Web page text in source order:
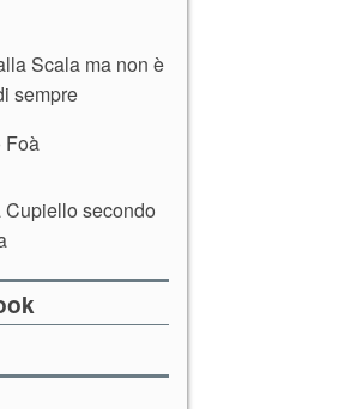
Scala ma non è
sempre
Foà
secondo